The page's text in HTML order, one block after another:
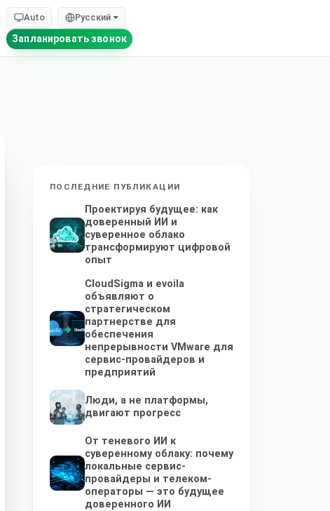
Auto Русский
Запланировать звонок
ПОСЛЕДНИЕ ПУБЛИКАЦИИ
Проектируя будущее: как
доверенный ИИ и
суверенное облако
трансформируют цифровой
опыт
CloudSigma и evoila
объявляют о
стратегическом
партнерстве для
обеспечения
непрерывности VMware для
сервис-провайдеров и
предприятий
Люди, а не платформы,
двигают прогресс
От теневого ИИ к
суверенному облаку: почему
локальные сервис-
провайдеры и телеком-
операторы — это будущее
доверенного ИИ